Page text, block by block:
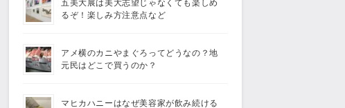
五美大展は美大志望じゃなくても楽しめ
るぞ！楽しみ方注意点など
アメ横のカニやまぐろってどうなの？地
元民はどこで買うのか？
マヒカハニーはなぜ美容家が飲み続ける